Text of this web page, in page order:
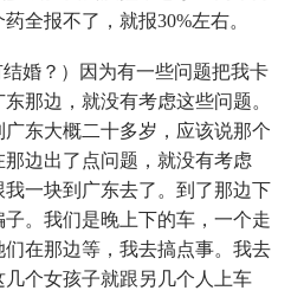
全报不了，就报30%左右。
结婚？）因为有一些问题把我卡
那边，就没有考虑这些问题。
东大概二十多岁，应该说那个
边出了点问题，就没有考虑
一块到广东去了。到了那边下
。我们是晚上下的车，一个走
在那边等，我去搞点事。我去
个女孩子就跟另几个人上车